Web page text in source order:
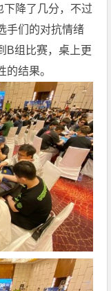
降了几分，不过
手们的对抗情绪
B组比赛，桌上更
结果。